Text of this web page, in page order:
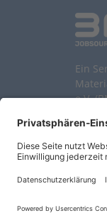
Ein
e.V.